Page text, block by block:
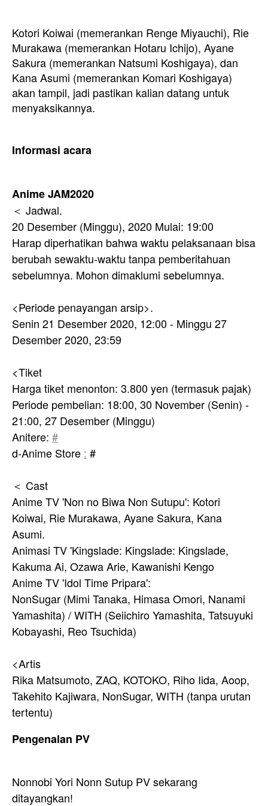
Kotori Koiwai (memerankan Renge Miyauchi), Rie
Murakawa (memerankan Hotaru Ichijo), Ayane
Sakura (memerankan Natsumi Koshigaya), dan
Kana Asumi (memerankan Komari Koshigaya)
akan tampil, jadi pastikan kalian datang untuk
menyaksikannya.
Informasi acara
Anime JAM2020
＜ Jadwal.
20 Desember (Minggu), 2020 Mulai: 19:00
Harap diperhatikan bahwa waktu pelaksanaan bisa
berubah sewaktu-waktu tanpa pemberitahuan
sebelumnya. Mohon dimaklumi sebelumnya.
<Periode penayangan arsip>.
Senin 21 Desember 2020, 12:00 - Minggu 27
Desember 2020, 23:59
<Tiket
Harga tiket menonton: 3.800 yen (termasuk pajak)
Periode pembelian: 18:00, 30 November (Senin) -
21:00, 27 Desember (Minggu)
Anitere: #
d-Anime Store : #
＜ Cast
Anime TV 'Non no Biwa Non Sutupu': Kotori
Koiwai, Rie Murakawa, Ayane Sakura, Kana
Asumi.
Animasi TV 'Kingslade: Kingslade: Kingslade,
Kakuma Ai, Ozawa Arie, Kawanishi Kengo
Anime TV 'Idol Time Pripara':
NonSugar (Mimi Tanaka, Himasa Omori, Nanami
Yamashita) / WITH (Seiichiro Yamashita, Tatsuyuki
Kobayashi, Reo Tsuchida)
<Artis
Rika Matsumoto, ZAQ, KOTOKO, Riho Iida, Aoop,
Takehito Kajiwara, NonSugar, WITH (tanpa urutan
tertentu)
Pengenalan PV
Nonnobi Yori Nonn Sutup PV sekarang
ditayangkan!